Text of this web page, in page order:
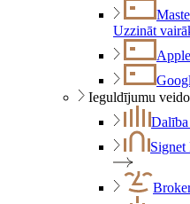
Uzzināt
Ieguldījumu